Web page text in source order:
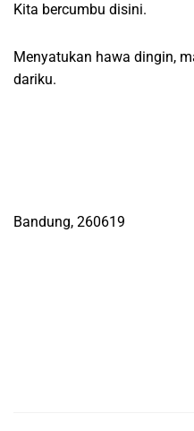
Kita bercumbu disini.
Menyatukan hawa dingin,
dariku.
Bandung, 260619